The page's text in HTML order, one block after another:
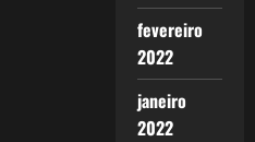
fevereiro
2022
janeiro
2022